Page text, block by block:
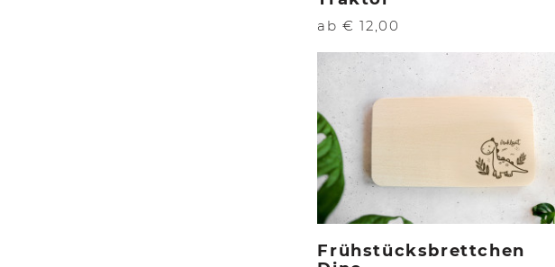
ab € 12,00
Frühstücksbrettchen